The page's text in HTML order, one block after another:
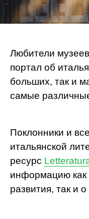
Любители
портал об
больших, так и
самые
Поклонники и
итальянской
ресурс
информацию как
развития, так и